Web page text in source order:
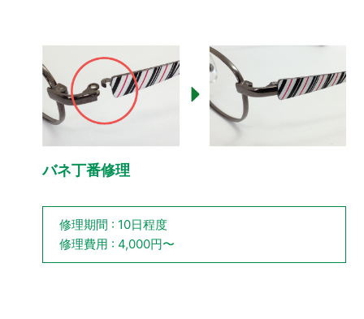
バネ丁番修理
修理期間 : 10日程度
修理費用 : 4,000円〜